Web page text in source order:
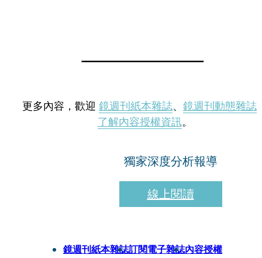
更多內容，歡迎 鏡週刊紙本雜誌、 鏡週刊動態雜誌
了解內容授權資訊。
獨家深度分析報導
線上閱讀
鏡週刊紙本雜誌訂閱電子雜誌內容授權